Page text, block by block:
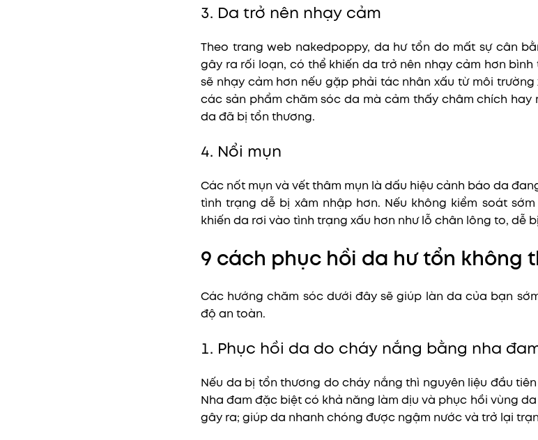
3. Da trở nên nhạy cảm
Theo trang web nakedpoppy, da hư tổn do mất sự cân
gây ra rối loạn, có thể khiến da trở nên nhạy cảm hơn
sẽ nhạy cảm hơn nếu gặp phải tác nhân xấu từ môi trường
các sản phẩm chăm sóc da mà cảm thấy châm chích
da đã bị tổn thương.
4. Nổi mụn
Các nốt mụn và vết thâm mụn là dấu hiệu cảnh báo da
tình trạng dễ bị xâm nhập hơn. Nếu không kiểm soát
khiến da rơi vào tình trạng xấu hơn như lỗ chân lông to, dễ
9 cách phục hồi da hư tổn không
Các hướng chăm sóc dưới đây sẽ giúp làn da của bạn
độ an toàn.
1. Phục hồi da do cháy nắng bằng nha
Nếu da bị tổn thương do cháy nắng thì nguyên liệu đầu
Nha đam đặc biệt có khả năng làm dịu và phục hồi vùng
gây ra; giúp da nhanh chóng được ngậm nước và trở lại